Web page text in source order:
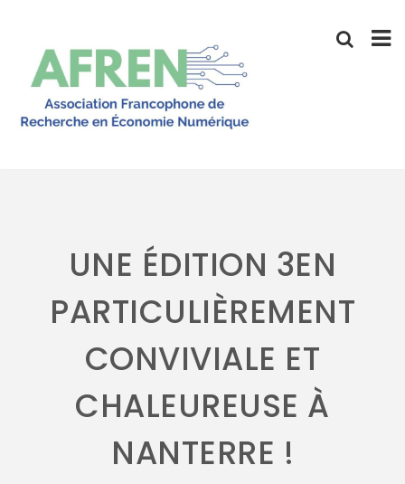
UNE ÉDITION 3EN
PARTICULIÈREMENT
CONVIVIALE ET
CHALEUREUSE À
NANTERRE !